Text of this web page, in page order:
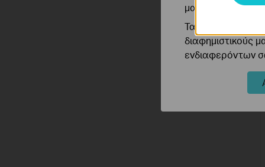
μας.
Τα διαφημιστικά
διαφημιστικούς
ενδιαφερόντων